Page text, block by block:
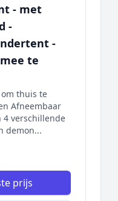
- met
-
-
te
thuis te
Afneembaar
4 verschillende
demon...
prijs